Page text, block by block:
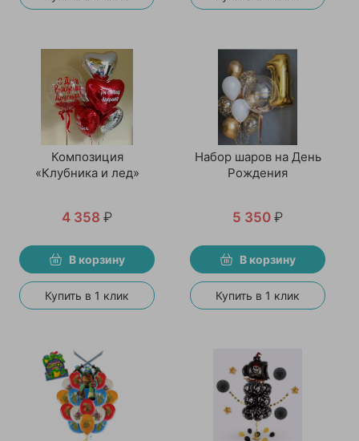
Композиция
«Клубника и лед»
4 358 ₽
В корзину
Купить в 1 клик
Набор шаров на День
Рождения
5 350 ₽
В корзину
Купить в 1 клик